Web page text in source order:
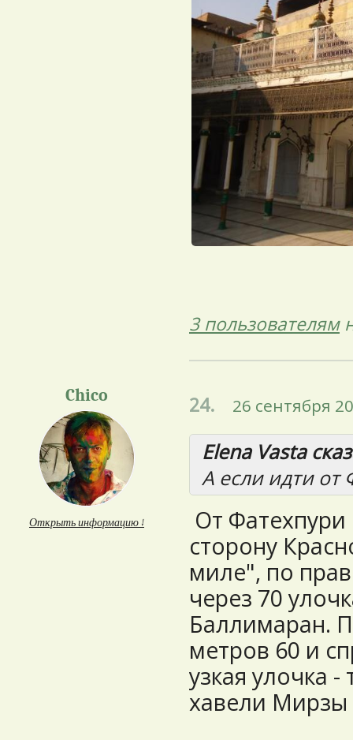
3 пользователям
Chico
Открыть информацию ↓
24. 26 сентября
Elena Vasta
А если идти от
От
сторону
миле", по
через 70
Баллимаран.
метров 60 и
узкая улочка
хавели Мирзы